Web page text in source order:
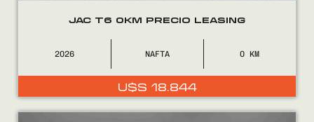
CONTACTO
JAC T6 0KM PRECIO LEASING
2026 NAFTA 0
U$S 18.844